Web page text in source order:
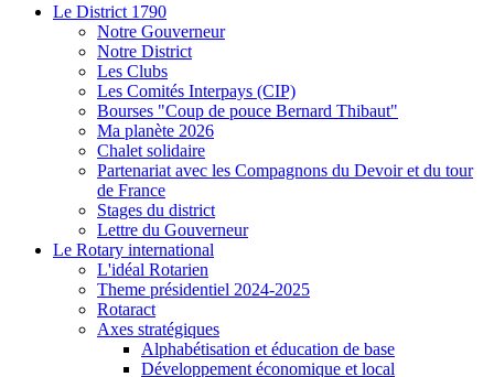
Le District 1790
Notre Gouverneur
Notre District
Les Clubs
Les Comités Interpays (CIP)
Bourses "Coup de pouce Bernard Thibaut"
Ma planète 2026
Chalet solidaire
Partenariat avec les Compagnons du Devoir et du tour
de France
Stages du district
Lettre du Gouverneur
Le Rotary international
L'idéal Rotarien
Theme présidentiel 2024-2025
Rotaract
Axes stratégiques
Alphabétisation et éducation de base
Développement économique et local